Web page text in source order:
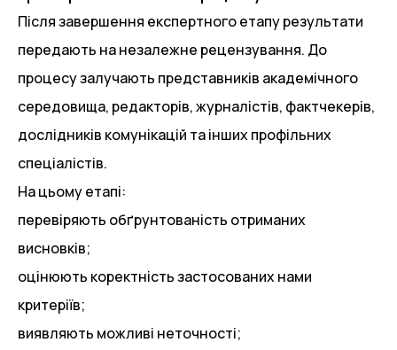
Після завершення експертного етапу результати
передають на незалежне рецензування. До
процесу залучають представників академічного
середовища, редакторів, журналістів, фактчекерів,
дослідників комунікацій та інших профільних
спеціалістів.
На цьому етапі:
перевіряють обґрунтованість отриманих
висновків;
оцінюють коректність застосованих нами
критеріїв;
виявляють можливі неточності;